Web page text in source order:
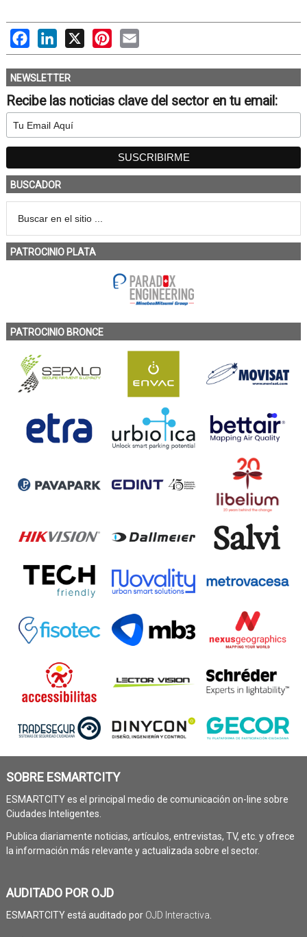
FacebookLinkedIn
X PinterestEmail
NEWSLETTER
Recibe las noticias clave del sector en tu email:
BUSCADOR
PATROCINIO PLATA
PATROCINIO BRONCE
SOBRE ESMARTCITY
ESMARTCITY es el principal medio de comunicación on-line sobre
Ciudades Inteligentes.
Publica diariamente noticias, artículos, entrevistas, TV, etc. y ofrece
la información más relevante y actualizada sobre el sector.
AUDITADO POR OJD
ESMARTCITY está auditado por OJD Interactiva.